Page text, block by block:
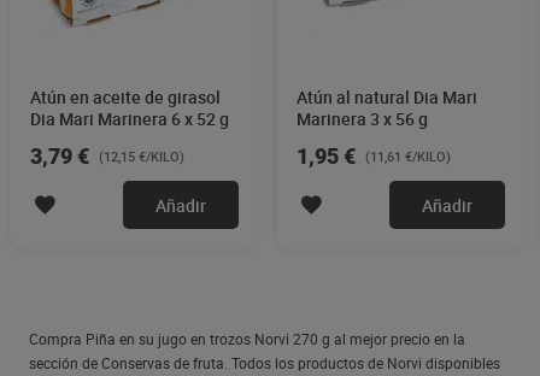
Atún en aceite de girasol
Dia Mari Marinera 6 x 52 g
3,79 € (12,15 €/KILO)
Añadir
Atún al natural Dia Mari
Marinera 3 x 56 g
1,95 € (11,61 €/KILO)
Añadir
Compra Piña en su jugo en trozos Norvi 270 g al mejor precio en la
sección de Conservas de fruta. Todos los productos de Norvi disponibles